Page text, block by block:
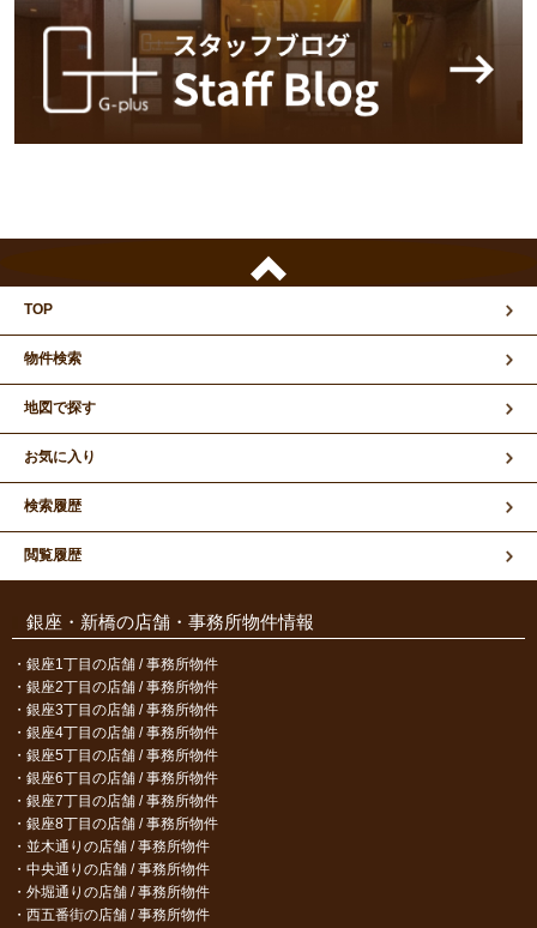
TOP
物件検索
地図で探す
お気に入り
検索履歴
閲覧履歴
銀座・新橋の店舗・事務所物件情報
銀座1丁目の店舗 / 事務所物件
銀座2丁目の店舗 / 事務所物件
銀座3丁目の店舗 / 事務所物件
銀座4丁目の店舗 / 事務所物件
銀座5丁目の店舗 / 事務所物件
銀座6丁目の店舗 / 事務所物件
銀座7丁目の店舗 / 事務所物件
銀座8丁目の店舗 / 事務所物件
並木通りの店舗 / 事務所物件
中央通りの店舗 / 事務所物件
外堀通りの店舗 / 事務所物件
西五番街の店舗 / 事務所物件